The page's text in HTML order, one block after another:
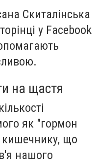
Скиталінська
у Facebook
на щастя
як "гормон
кишечнику, що
нашого